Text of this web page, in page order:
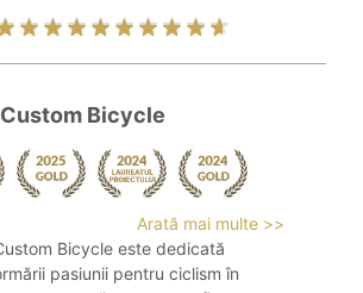
Custom Bicycle
Arată mai multe >>
Bicycle este dedicată
pasiunii pentru ciclism în